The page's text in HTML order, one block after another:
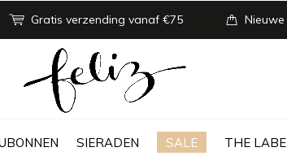
SIERADEN SALE THE
Gratis verzending vanaf €75